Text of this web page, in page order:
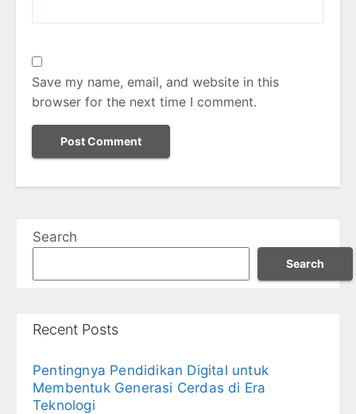
Save my name, email, and website in this
browser for the next time I comment.
Search
Search
Recent Posts
Pentingnya Pendidikan Digital untuk
Membentuk Generasi Cerdas di Era
Teknologi